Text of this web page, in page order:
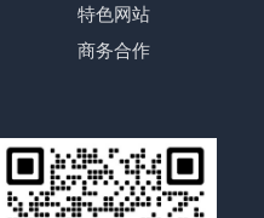
特色网站
商务合作